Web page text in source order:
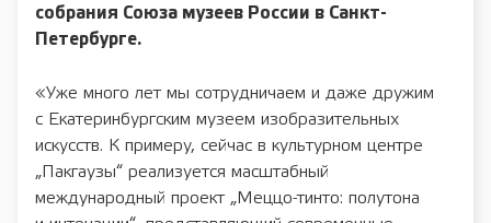
собрания Союза музеев России в Санкт-
Петербурге.
«Уже много лет мы сотрудничаем и даже дружим
с Екатеринбургским музеем изобразительных
искусств. К примеру, сейчас в культурном центре
„Пакгаузы“ реализуется масштабный
международный проект „Меццо-тинто: полутона